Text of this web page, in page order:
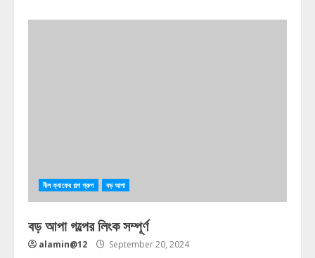
নীল ক্যাফের গল্প গ্রুপ বড় আপা
বড় আপা গল্পের লিংক সম্পূর্ণ
alamin@12 September 20, 2024